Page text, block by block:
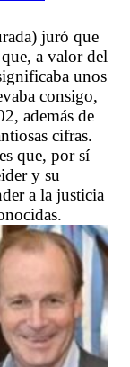
juró que
a valor del
unos
consigo,
además de
cifras.
que, por sí
y su
a la justicia